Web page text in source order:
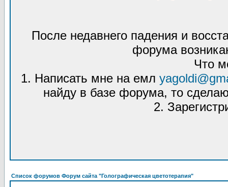
После недавнего падения и
форума
Что
1. Написать мне на емл
найду в базе форума, то
2.
Список форумов Форум сайта "Голографическая цветотерапия"